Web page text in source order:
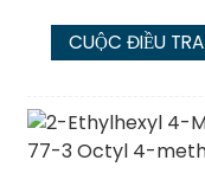
CUỘC ĐIỀU TRA